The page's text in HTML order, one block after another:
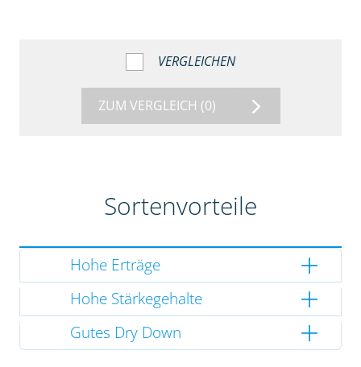
VERGLEICHEN
ZUM VERGLEICH (0)
Sortenvorteile
Hohe Erträge
Hohe Stärkegehalte
Gutes Dry Down